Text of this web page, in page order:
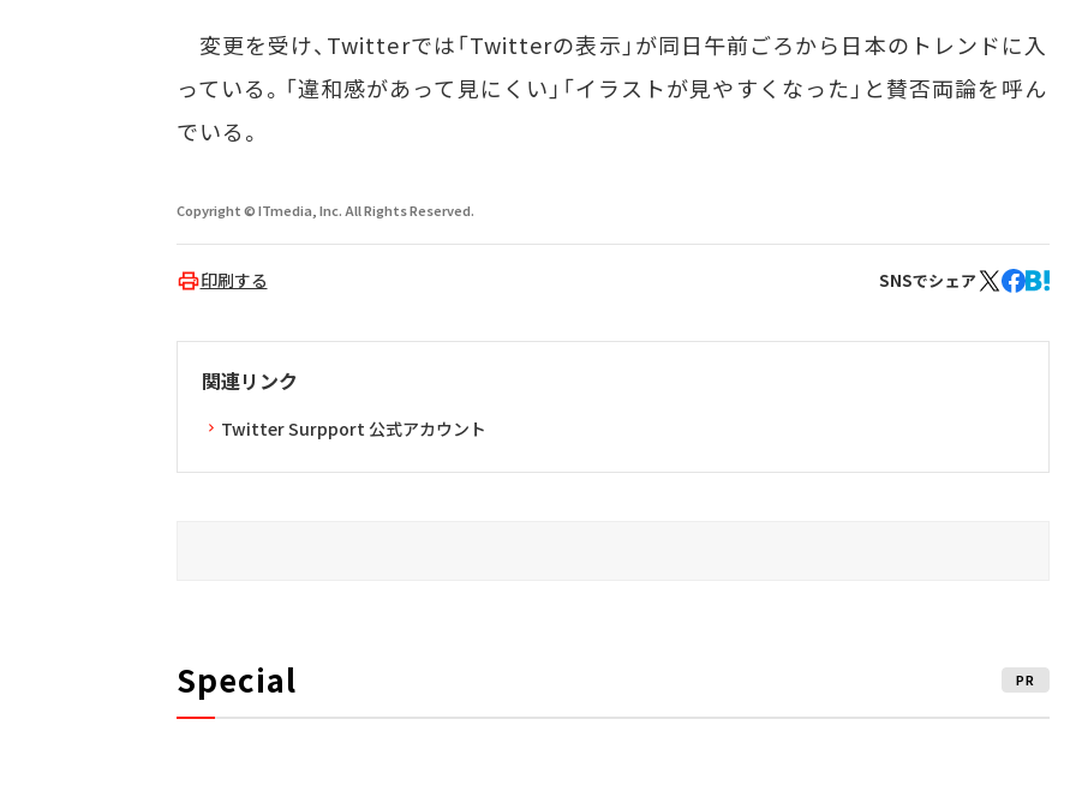
変更を受け、Twitterでは「Twitterの表示」が同日午前ごろから日本のトレンドに入
っている。「違和感があって見にくい」「イラストが見やすくなった」と賛否両論を呼ん
でいる。
Copyright © ITmedia, Inc. All Rights Reserved.
印刷する SNSでシェア
関連リンク
Twitter Surpport 公式アカウント
Special PR